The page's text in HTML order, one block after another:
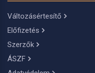
Változásértesítő
Előfizetés
Szerzők
ÁSZF